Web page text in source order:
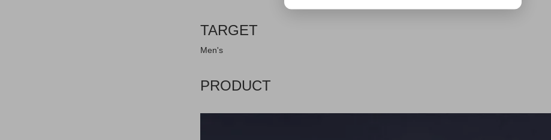
TARGET
Men's
PRODUCT